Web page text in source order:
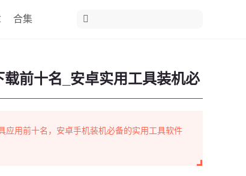
合集
前十名_安卓实用工具装机必
应用前十名，安卓手机装机必备的实用工具软件